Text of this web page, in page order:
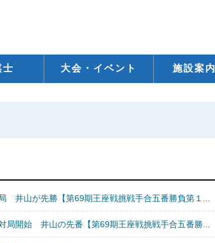
士 大会・イベント 施設案内
井山が先勝【第69期王座戦挑戦手合五番勝負第１...
局開始 井山の先番【第69期王座戦挑戦手合五番勝...